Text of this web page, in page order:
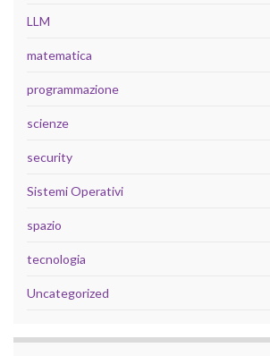
LLM
matematica
programmazione
scienze
security
Sistemi Operativi
spazio
tecnologia
Uncategorized